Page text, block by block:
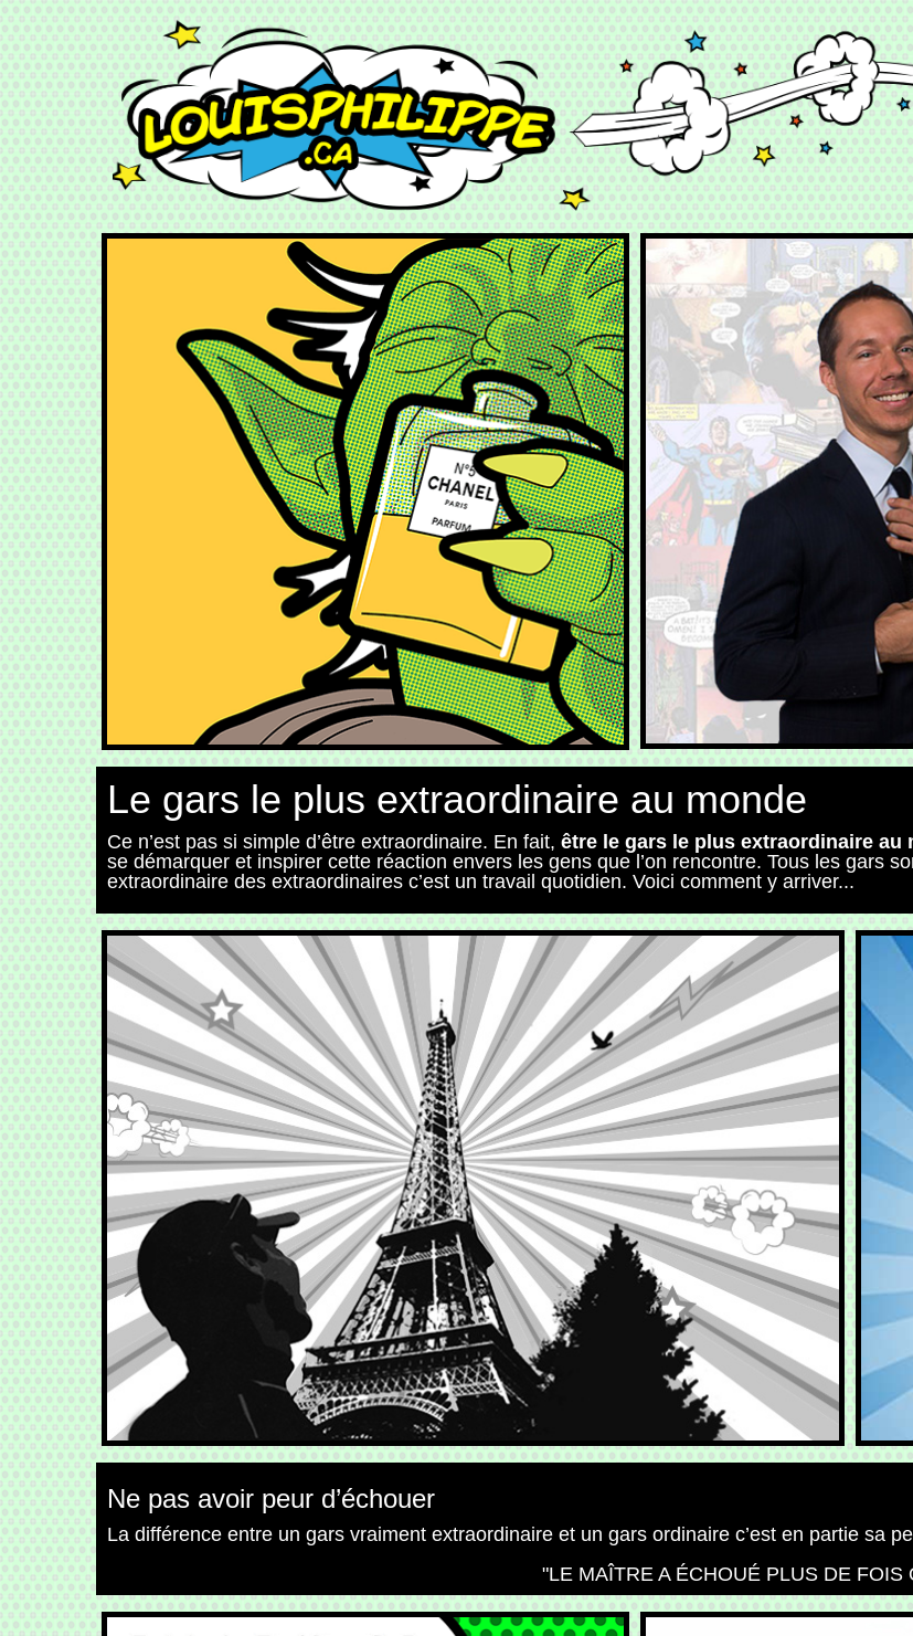
Le gars le plus extraordinaire au monde
Ce n’est pas si simple d’être extraordinaire. En fait, être le gars le plus extraordinaire au
se démarquer et inspirer cette réaction envers les gens que l’on rencontre. Tous les gars
extraordinaire des extraordinaires c’est un travail quotidien. Voici comment y arriver...
Ne pas avoir peur d’échouer
La différence entre un gars vraiment extraordinaire et un gars ordinaire c’est en partie sa
"LE MAÎTRE A ÉCHOUÉ PLUS DE